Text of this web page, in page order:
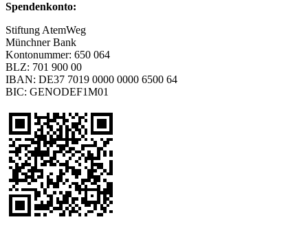
Spendenkonto:
Stiftung AtemWeg
Münchner Bank
Kontonummer: 650 064
BLZ: 701 900 00
IBAN: DE37 7019 0000 0000 6500 64
BIC: GENODEF1M01